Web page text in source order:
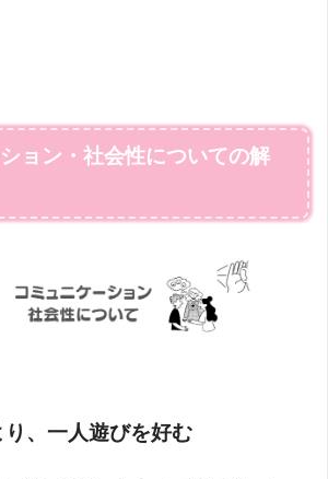
ョン・社会性についての解
、一人遊びを好む